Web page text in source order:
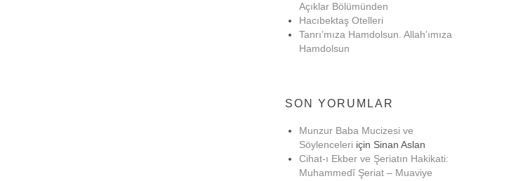
Açıklar Bölümünden
Hacıbektaş Otelleri
Tanrı’mıza Hamdolsun. Allah’ımıza
Hamdolsun
SON YORUMLAR
Munzur Baba Mucizesi ve
Söylenceleri için Sinan Aslan
Cihat-ı Ekber ve Şeriatın Hakikati:
Muhammedî Şeriat – Muaviye